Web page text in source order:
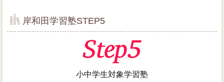
岸和田学習塾STEP5
小中学生対象学習塾